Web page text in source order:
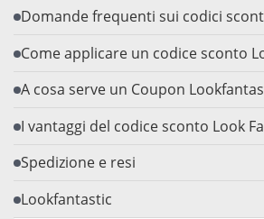
Domande frequenti sui codici
Come applicare un codice sconto
A cosa serve un Coupon
I vantaggi del codice sconto Look
Spedizione e resi
Lookfantastic